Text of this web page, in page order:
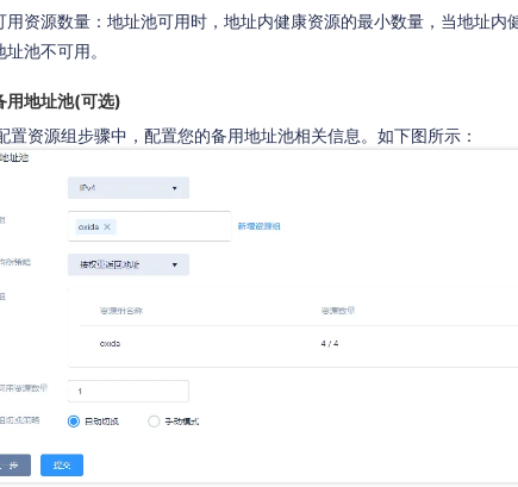
用资源数量：地址池可用时，地址内健康资源的最小数量，当地址内
池不可用。
用地址池(可选)
置资源组步骤中，配置您的备用地址池相关信息。如下图所示：